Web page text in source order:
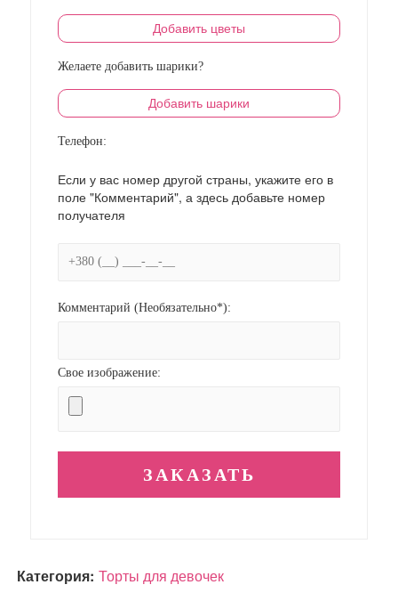
Добавить цветы
Желаете добавить шарики?
Добавить шарики
Телефон:
Если у вас номер другой страны, укажите его в
поле "Комментарий", а здесь добавьте номер
получателя
Комментарий (Необязательно*):
Свое изображение:
Категория: Торты для девочек